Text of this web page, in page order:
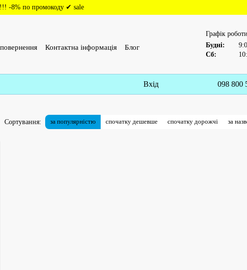
-8% по промокоду ✔ sale
Контактна інформація
Блог
Графік
Будні:
Сб:
Вхід 098 800
Сортування: за популярністю спочатку дешевше спочатку дорожчі за